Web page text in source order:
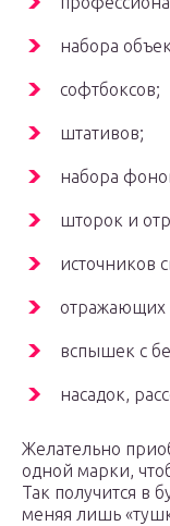
набора
софтбоксов;
штативов;
набора
шторок и
источников
отражающих
вспышек с
насадок,
Желательно
одной марки,
Так получится в
меняя лишь